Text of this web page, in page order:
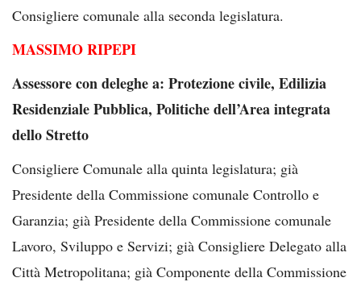
Consigliere comunale alla seconda legislatura.
MASSIMO RIPEPI
Assessore con deleghe a: Protezione civile, Edilizia
Residenziale Pubblica, Politiche dell’Area integrata
dello Stretto
Consigliere Comunale alla quinta legislatura; già
Presidente della Commissione comunale Controllo e
Garanzia; già Presidente della Commissione comunale
Lavoro, Sviluppo e Servizi; già Consigliere Delegato alla
Città Metropolitana; già Componente della Commissione